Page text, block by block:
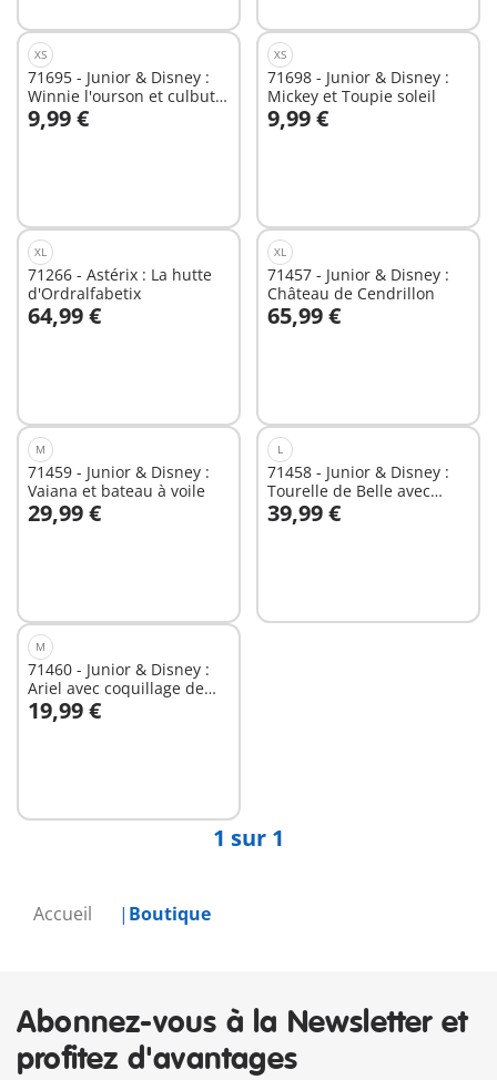
Accueil Boutique
XS
71695 - Junior & Disney :
Winnie l'ourson et culbuto
pot de miel
9,99 €
Au panier
XS
71698 - Junior & Disney :
Mickey et Toupie soleil
9,99 €
Au panier
XL
71266 - Astérix : La hutte
d'Ordralfabetix
64,99 €
Au panier
XL
71457 - Junior & Disney :
Château de Cendrillon
65,99 €
Au panier
M
71459 - Junior & Disney :
Vaiana et bateau à voile
29,99 €
Au panier
L
71458 - Junior & Disney :
Tourelle de Belle avec
musique
39,99 €
Au panier
M
71460 - Junior & Disney :
Ariel avec coquillage de
bain
19,99 €
Au panier
1 sur 1
Abonnez-vous à la Newsletter et
profitez d'avantages